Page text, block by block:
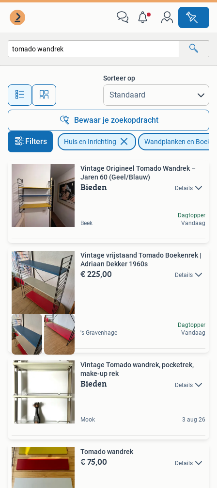
Alle afstanden…
Sorteer op
Bewaar je zoekopdracht
Filters Huis en Inrichting Wandplanken en
Vintage Origineel Tomado Wandrek –
Jaren 60 (Geel/Blauw)
Bieden Details
Beek
Dagtopper
Vandaag
Vintage vrijstaand Tomado Boekenrek |
Adriaan Dekker 1960s
€ 225,00 Details
's-Gravenhage
Dagtopper
Vandaag
Vintage Tomado wandrek, pocketrek,
make-up rek
Bieden Details
Mook 3 aug 26
Tomado wandrek
€ 75,00 Details